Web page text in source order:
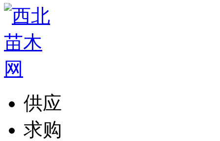
供应
求购